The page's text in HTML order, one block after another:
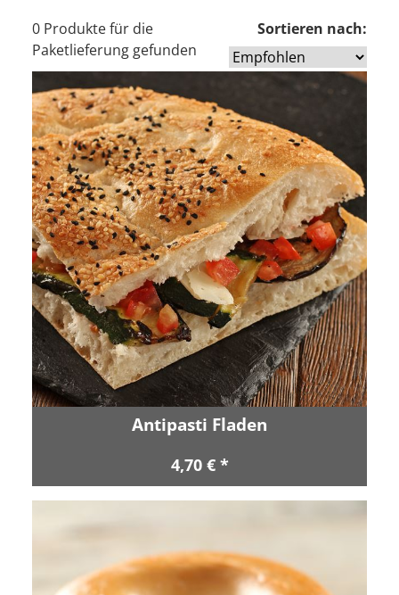
0 Produkte für die
Paketlieferung gefunden
Sortieren nach:
Antipasti Fladen
4,70 € *